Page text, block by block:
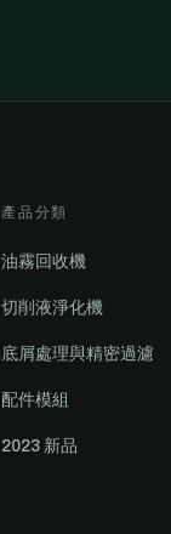
產品分類
油霧回收機
切削液淨化機
底屑處理與精密過濾
配件模組
2023 新品